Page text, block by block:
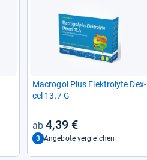
Macro­gol Plus Elek­tro­lyte Dex­
cel 13.7 G
4,39 €
3 Angebote vergleichen